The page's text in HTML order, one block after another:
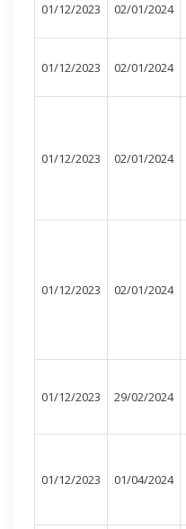
01/12/2023 02/01/2024
01/12/2023 02/01/2024
01/12/2023 02/01/2024
01/12/2023 02/01/2024
01/12/2023 29/02/2024
01/12/2023 01/04/2024